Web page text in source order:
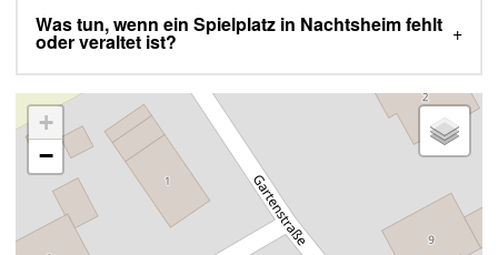
Was tun, wenn ein Spielplatz in Nachtsheim fehlt
oder veraltet ist?
+
−